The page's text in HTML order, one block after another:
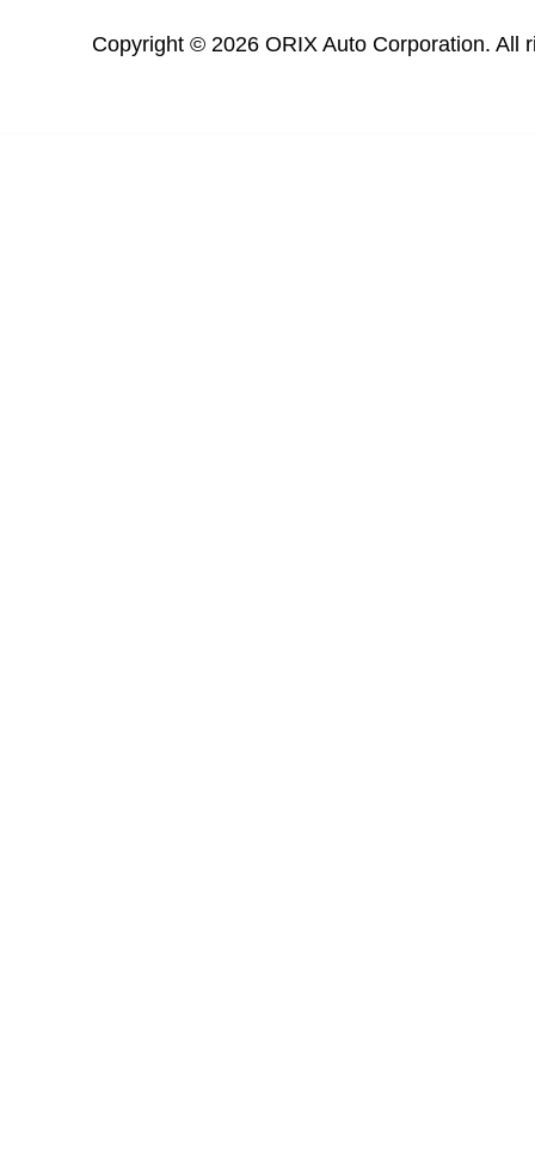
Copyright © 2026 ORIX Auto Corporation. All